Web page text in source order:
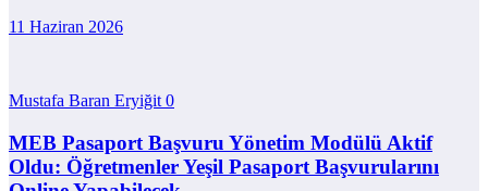
11 Haziran 2026
Mustafa Baran Eryiğit 0
MEB Pasaport Başvuru Yönetim Modülü Aktif
Oldu: Öğretmenler Yeşil Pasaport Başvurularını